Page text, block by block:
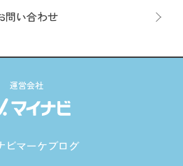
問い合わせ
運営会社
ビマーケブログ